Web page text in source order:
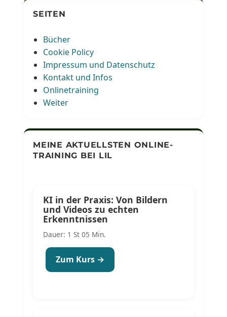
SEITEN
Bücher
Cookie Policy
Impressum und Datenschutz
Kontakt und Infos
Onlinetraining
Weiter
MEINE AKTUELLSTEN ONLINE-
TRAINING BEI LIL
KI in der Praxis: Von Bildern
und Videos zu echten
Erkenntnissen
Dauer: 1 St 05 Min.
Zum Kurs →